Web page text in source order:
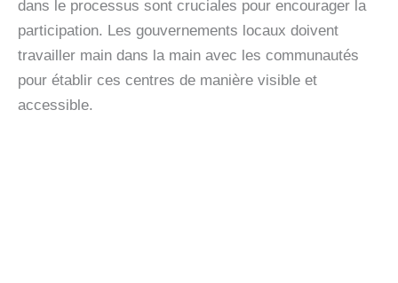
dans le processus sont cruciales pour encourager la
participation. Les gouvernements locaux doivent
travailler main dans la main avec les communautés
pour établir ces centres de manière visible et
accessible.